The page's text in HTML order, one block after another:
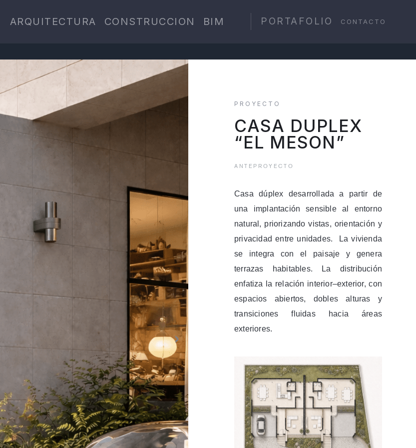
ARQUITECTURA CONSTRUCCION BIM PORTAFOLIO CONTACTO
Siguiente
PROYECTO
CASA DUPLEX
“EL MESON”
ANTEPROYECTO
Casa dúplex desarrollada a partir de
una implantación sensible al entorno
natural, priorizando vistas, orientación y
privacidad entre unidades. La vivienda
se integra con el paisaje y genera
terrazas habitables. La distribución
enfatiza la relación interior–exterior, con
espacios abiertos, dobles alturas y
transiciones fluidas hacia áreas
exteriores.